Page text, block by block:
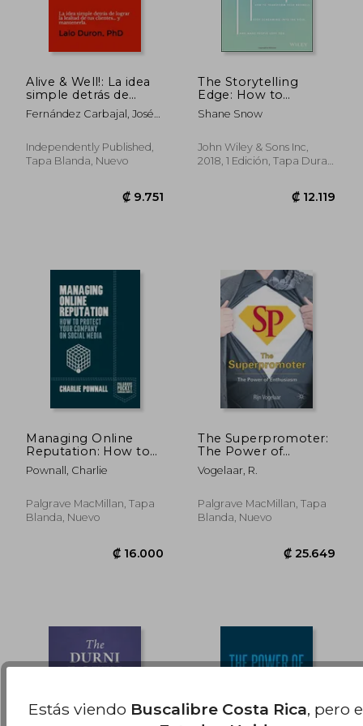
Alive & Well!: La idea
simple detrás de
lograr la lealtad de tus
clientes... y
Fernández Carbajal, José
Independently Published,
Tapa Blanda, Nuevo
The Storytelling
Edge: How to
Transform Your
Business, Stop
Void, and Make
People Love you (en
Shane Snow
John Wiley & Sons Inc,
2018, 1 Edición, Tapa Dura,
Managing Online
Reputation: How to
Protect Your
Company on Social
Pownall, Charlie
Palgrave MacMillan, Tapa
Blanda, Nuevo
The Superpromoter:
The Power of
Enthusiasm (en
Inglés)
Vogelaar, R.
Palgrave MacMillan, Tapa
Blanda, Nuevo
Estás viendo Buscalibre Costa Rica, pero